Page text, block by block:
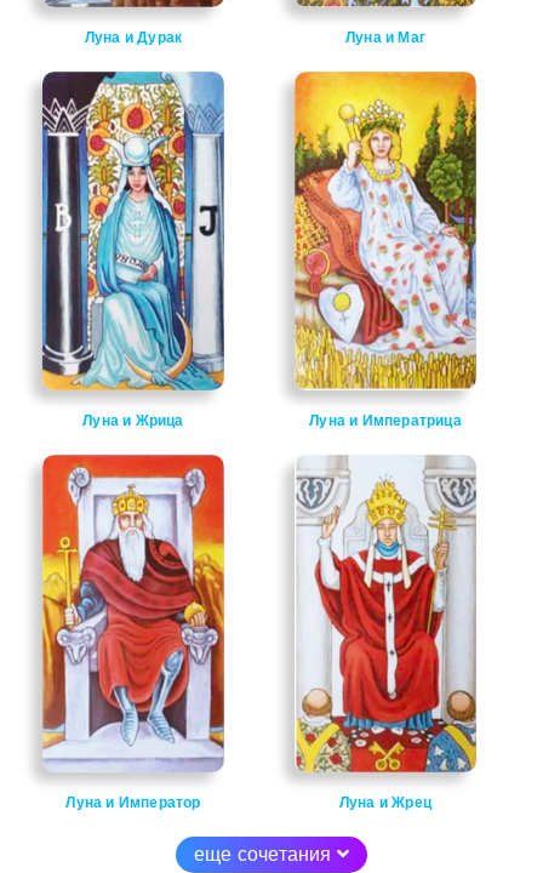
Луна и Дурак Луна и Маг
Луна и Жрица Луна и Императрица
Луна и Император Луна и Жрец
еще сочетания